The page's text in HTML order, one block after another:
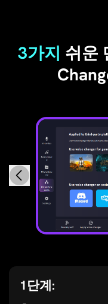
3가지 쉬운
1단계: